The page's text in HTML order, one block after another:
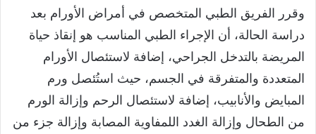
وقرر الفريق الطبي المتخصص في أمراض الأورام بعد
دراسة الحالة، أن الإجراء الطبي المناسب هو إنقاذ حياة
المريضة بالتدخل الجراحي، إضافة لاستئصال الأورام
المتعددة والمتفرقة في الجسم، حيث استُئصل ورم
المبايض والأنابيب، إضافة لاستئصال الرحم وإزالة الورم
من الطحال وإزالة الغدد اللمفاوية المصابة وإزالة جزء من